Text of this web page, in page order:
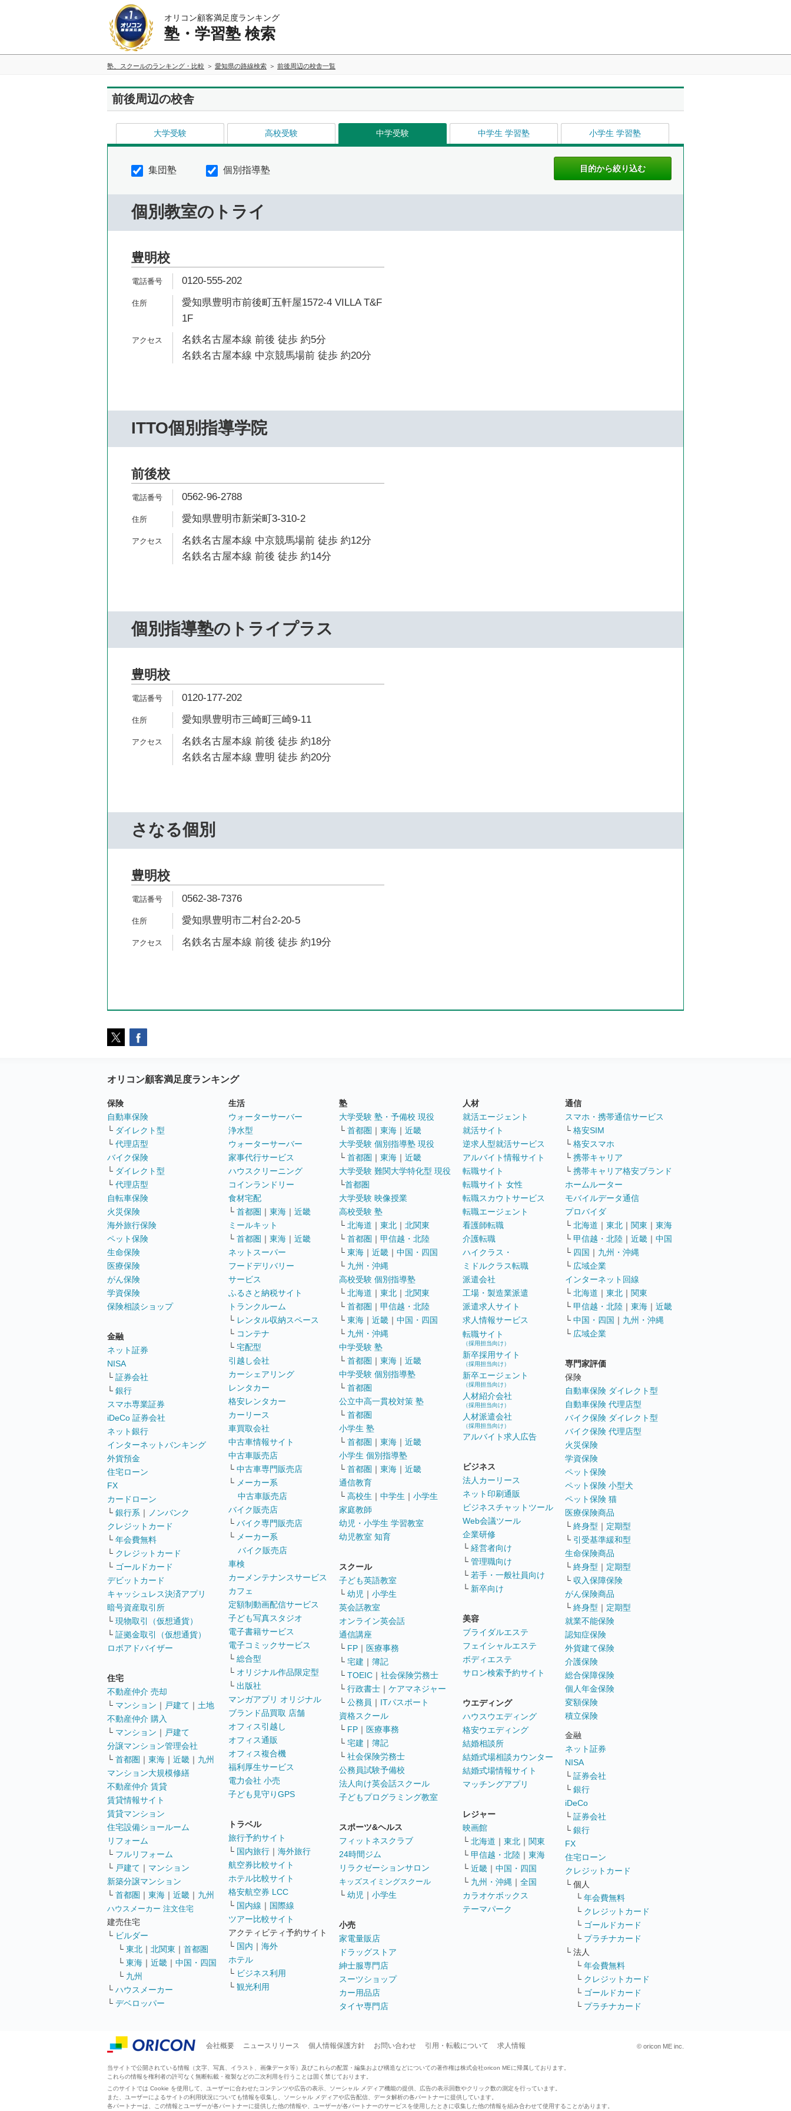
オリコン顧客満足度ランキング
塾・学習塾 検索
塾、スクールのランキング・比較 愛知県の路線検索 前後周辺の校舎一覧
前後周辺の校舎
大学受験 高校受験 中学受験 中学生 学習塾 小学生 学習塾
集団塾 個別指導塾
個別教室のトライ
豊明校
0120-555-202
愛知県豊明市前後町五軒屋1572-4 VILLA T&F
1F
名鉄名古屋本線 前後 徒歩 約5分
名鉄名古屋本線 中京競馬場前 徒歩 約20分
ITTO個別指導学院
前後校
0562-96-2788
愛知県豊明市新栄町3-310-2
名鉄名古屋本線 中京競馬場前 徒歩 約12分
名鉄名古屋本線 前後 徒歩 約14分
個別指導塾のトライプラス
豊明校
0120-177-202
愛知県豊明市三崎町三崎9-11
名鉄名古屋本線 前後 徒歩 約18分
名鉄名古屋本線 豊明 徒歩 約20分
さなる個別
豊明校
0562-38-7376
愛知県豊明市二村台2-20-5
名鉄名古屋本線 前後 徒歩 約19分
オリコン顧客満足度ランキング
保険
自動車保険
└ ダイレクト型
└ 代理店型
バイク保険
└ ダイレクト型
└ 代理店型
自転車保険
火災保険
海外旅行保険
ペット保険
生命保険
医療保険
がん保険
学資保険
保険相談ショップ
金融
ネット証券
NISA
└ 証券会社
└ 銀行
スマホ専業証券
iDeCo 証券会社
ネット銀行
インターネットバンキング
外貨預金
住宅ローン
FX
カードローン
└ 銀行系 ｜
ノンバンク
クレジットカード
└ 年会費無料
└ クレジットカード
└ ゴールドカード
デビットカード
キャッシュレス決済アプリ
暗号資産取引所
└ 現物取引（仮想通貨）
└ 証拠金取引（仮想通貨）
ロボアドバイザー
住宅
不動産仲介 売却
└ マンション ｜ 戸建て ｜ 土地
不動産仲介 購入
└ マンション ｜ 戸建て
分譲マンション管理会社
└ 首都圏 ｜ 東海 ｜ 近畿 ｜ 九州
マンション大規模修繕
不動産仲介 賃貸
賃貸情報サイト
賃貸マンション
住宅設備ショールーム
リフォーム
└ フルリフォーム
└ 戸建て ｜ マンション
新築分譲マンション
└ 首都圏 ｜ 東海 ｜ 近畿 ｜ 九州
ハウスメーカー 注文住宅
建売住宅
└ ビルダー
└ 東北 ｜ 北関東 ｜ 首都圏
└ 東海 ｜ 近畿 ｜ 中国・四国
└ 九州
└ ハウスメーカー
└ デベロッパー
生活
ウォーターサーバー
浄水型
ウォーターサーバー
家事代行サービス
ハウスクリーニング
コインランドリー
食材宅配
└ 首都圏 ｜ 東海 ｜ 近畿
ミールキット
└ 首都圏 ｜ 東海 ｜ 近畿
ネットスーパー
フードデリバリー
サービス
ふるさと納税サイト
トランクルーム
└ レンタル収納スペース
└ コンテナ
└ 宅配型
引越し会社
カーシェアリング
レンタカー
格安レンタカー
カーリース
車買取会社
中古車情報サイト
中古車販売店
└ 中古車専門販売店
└ メーカー系
中古車販売店
バイク販売店
└ バイク専門販売店
└ メーカー系
バイク販売店
車検
カーメンテナンスサービス
カフェ
定額制動画配信サービス
子ども写真スタジオ
電子書籍サービス
電子コミックサービス
└ 総合型
└ オリジナル作品限定型
└ 出版社
マンガアプリ オリジナル
ブランド品買取 店舗
オフィス引越し
オフィス通販
オフィス複合機
福利厚生サービス
電力会社 小売
子ども見守りGPS
トラベル
旅行予約サイト
└ 国内旅行 ｜ 海外旅行
航空券比較サイト
ホテル比較サイト
格安航空券 LCC
└ 国内線 ｜ 国際線
ツアー比較サイト
アクティビティ予約サイト
└ 国内 ｜ 海外
ホテル
└ ビジネス利用
└ 観光利用
塾
大学受験 塾・予備校 現役
└ 首都圏 ｜ 東海 ｜ 近畿
大学受験 個別指導塾 現役
└ 首都圏 ｜ 東海 ｜ 近畿
大学受験 難関大学特化型 現役
└首都圏
大学受験 映像授業
高校受験 塾
└ 北海道 ｜ 東北 ｜ 北関東
└ 首都圏 ｜ 甲信越・北陸
└ 東海 ｜ 近畿 ｜ 中国・四国
└ 九州・沖縄
高校受験 個別指導塾
└ 北海道 ｜ 東北 ｜ 北関東
└ 首都圏 ｜ 甲信越・北陸
└ 東海 ｜ 近畿 ｜ 中国・四国
└ 九州・沖縄
中学受験 塾
└ 首都圏 ｜ 東海 ｜ 近畿
中学受験 個別指導塾
└ 首都圏
公立中高一貫校対策 塾
└ 首都圏
小学生 塾
└ 首都圏 ｜ 東海 ｜ 近畿
小学生 個別指導塾
└ 首都圏 ｜ 東海 ｜ 近畿
通信教育
└ 高校生 ｜ 中学生 ｜ 小学生
家庭教師
幼児・小学生 学習教室
幼児教室 知育
スクール
子ども英語教室
└ 幼児 ｜ 小学生
英会話教室
オンライン英会話
通信講座
└ FP ｜ 医療事務
└ 宅建 ｜ 簿記
└ TOEIC ｜ 社会保険労務士
└ 行政書士 ｜ ケアマネジャー
└ 公務員 ｜ ITパスポート
資格スクール
└ FP ｜ 医療事務
└ 宅建 ｜ 簿記
└ 社会保険労務士
公務員試験予備校
法人向け英会話スクール
子どもプログラミング教室
スポーツ&ヘルス
フィットネスクラブ
24時間ジム
リラクゼーションサロン
キッズスイミングスクール
└ 幼児 ｜ 小学生
小売
家電量販店
ドラッグストア
紳士服専門店
スーツショップ
カー用品店
タイヤ専門店
人材
就活エージェント
就活サイト
逆求人型就活サービス
アルバイト情報サイト
転職サイト
転職サイト 女性
転職スカウトサービス
転職エージェント
看護師転職
介護転職
ハイクラス・
ミドルクラス転職
派遣会社
工場・製造業派遣
派遣求人サイト
求人情報サービス
転職サイト
（採用担当向け）
新卒採用サイト
（採用担当向け）
新卒エージェント
（採用担当向け）
人材紹介会社
（採用担当向け）
人材派遣会社
（採用担当向け）
アルバイト求人広告
ビジネス
法人カーリース
ネット印刷通販
ビジネスチャットツール
Web会議ツール
企業研修
└ 経営者向け
└ 管理職向け
└ 若手・一般社員向け
└ 新卒向け
美容
ブライダルエステ
フェイシャルエステ
ボディエステ
サロン検索予約サイト
ウエディング
ハウスウエディング
格安ウエディング
結婚相談所
結婚式場相談カウンター
結婚式場情報サイト
マッチングアプリ
レジャー
映画館
└ 北海道 ｜ 東北 ｜ 関東
└ 甲信越・北陸 ｜ 東海
└ 近畿 ｜ 中国・四国
└ 九州・沖縄 ｜ 全国
カラオケボックス
テーマパーク
通信
スマホ・携帯通信サービス
└ 格安SIM
└ 格安スマホ
└ 携帯キャリア
└ 携帯キャリア格安ブランド
ホームルーター
モバイルデータ通信
プロバイダ
└ 北海道 ｜ 東北 ｜ 関東 ｜ 東海
└ 甲信越・北陸 ｜ 近畿 ｜ 中国
└ 四国 ｜ 九州・沖縄
└ 広域企業
インターネット回線
└ 北海道 ｜ 東北 ｜ 関東
└ 甲信越・北陸 ｜ 東海 ｜ 近畿
└ 中国・四国 ｜ 九州・沖縄
└ 広域企業
専門家評価
保険
自動車保険 ダイレクト型
自動車保険 代理店型
バイク保険 ダイレクト型
バイク保険 代理店型
火災保険
学資保険
ペット保険
ペット保険 小型犬
ペット保険 猫
医療保険商品
└ 終身型 ｜ 定期型
└ 引受基準緩和型
生命保険商品
└ 終身型 ｜ 定期型
└ 収入保障保険
がん保険商品
└ 終身型 ｜ 定期型
就業不能保険
認知症保険
外貨建て保険
介護保険
総合保障保険
個人年金保険
変額保険
積立保険
金融
ネット証券
NISA
└ 証券会社
└ 銀行
iDeCo
└ 証券会社
└ 銀行
FX
住宅ローン
クレジットカード
└ 個人
└ 年会費無料
└ クレジットカード
└ ゴールドカード
└ プラチナカード
└ 法人
└ 年会費無料
└ クレジットカード
└ ゴールドカード
└ プラチナカード
会社概要 ニュースリリース 個人情報保護方針 お問い合わせ 引用・転載について 求人情報 © oricon ME inc.
当サイトで公開されている情報（文字、写真、イラスト、画像データ等）及びこれらの配置・編集および構造などについての著作権は株式会社oricon MEに帰属しております。
これらの情報を権利者の許可なく無断転載・複製などの二次利用を行うことは固く禁じております。
このサイトでは Cookie を使用して、ユーザーに合わせたコンテンツや広告の表示、ソーシャル メディア機能の提供、広告の表示回数やクリック数の測定を行っています。
また、ユーザーによるサイトの利用状況についても情報を収集し、ソーシャル メディアや広告配信、データ解析の各パートナーに提供しています。
各パートナーは、この情報とユーザーが各パートナーに提供した他の情報や、ユーザーが各パートナーのサービスを使用したときに収集した他の情報を組み合わせて使用することがあります。